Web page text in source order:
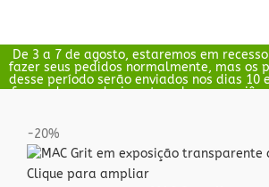
De 3 a 7 de agosto, estaremos em
fazer seus pedidos normalmente, mas os
desse período serão enviados nos dias 10
forma de agradecimento pela sua
-20%
Clique para ampliar